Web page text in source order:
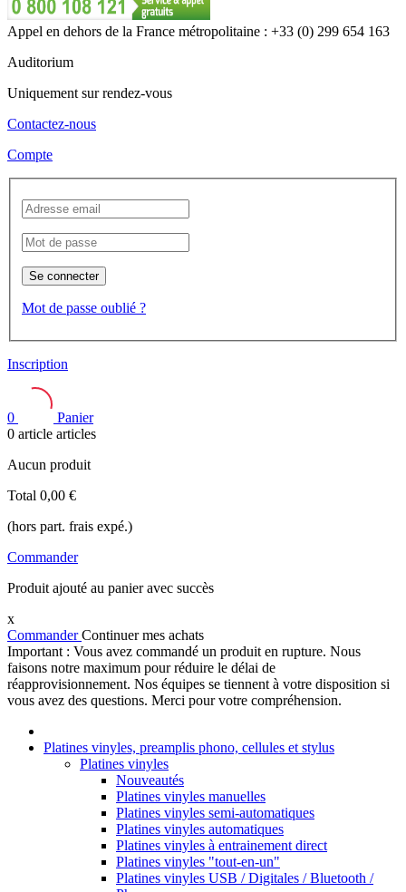
Appel en dehors de la France métropolitaine : +33 (0) 299 654 163
Auditorium
Uniquement sur rendez-vous
Contactez-nous
Compte
Se connecter
Mot de passe oublié ?
Inscription
0
Panier
0 article articles
Aucun produit
Total 0,00 €
(hors part. frais expé.)
Commander
Produit ajouté au panier avec succès
x
CommanderContinuer mes achats
Important : Vous avez commandé un produit en rupture. Nous
faisons notre maximum pour réduire le délai de
réapprovisionnement. Nos équipes se tiennent à votre disposition si
vous avez des questions. Merci pour votre compréhension.
Platines vinyles, preamplis phono, cellules et stylus
Platines vinyles
Nouveautés
Platines vinyles manuelles
Platines vinyles semi-automatiques
Platines vinyles automatiques
Platines vinyles à entrainement direct
Platines vinyles "tout-en-un"
Platines vinyles USB / Digitales / Bluetooth /